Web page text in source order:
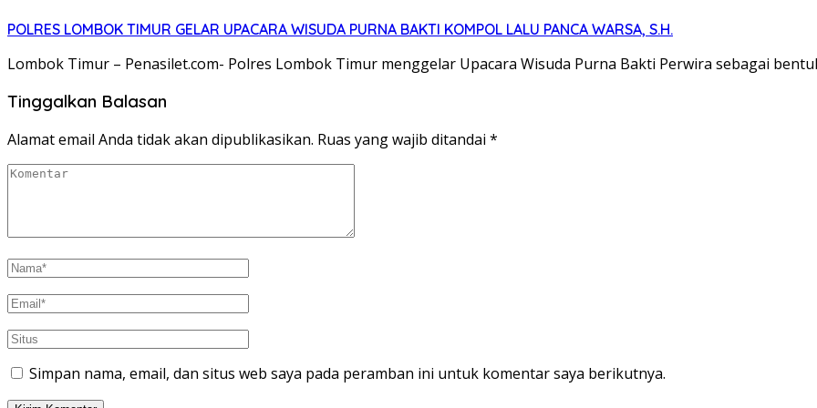
POLRES LOMBOK TIMUR GELAR UPACARA WISUDA PURNA BAKTI KOMPOL LALU PANCA WARSA, S.H.
Lombok Timur – Penasilet.com- Polres Lombok Timur menggelar Upacara Wisuda Purna Bakti Perwira sebagai
Tinggalkan Balasan
Alamat email Anda tidak akan dipublikasikan. Ruas yang wajib ditandai *
Simpan nama, email, dan situs web saya pada peramban ini untuk komentar saya berikutnya.